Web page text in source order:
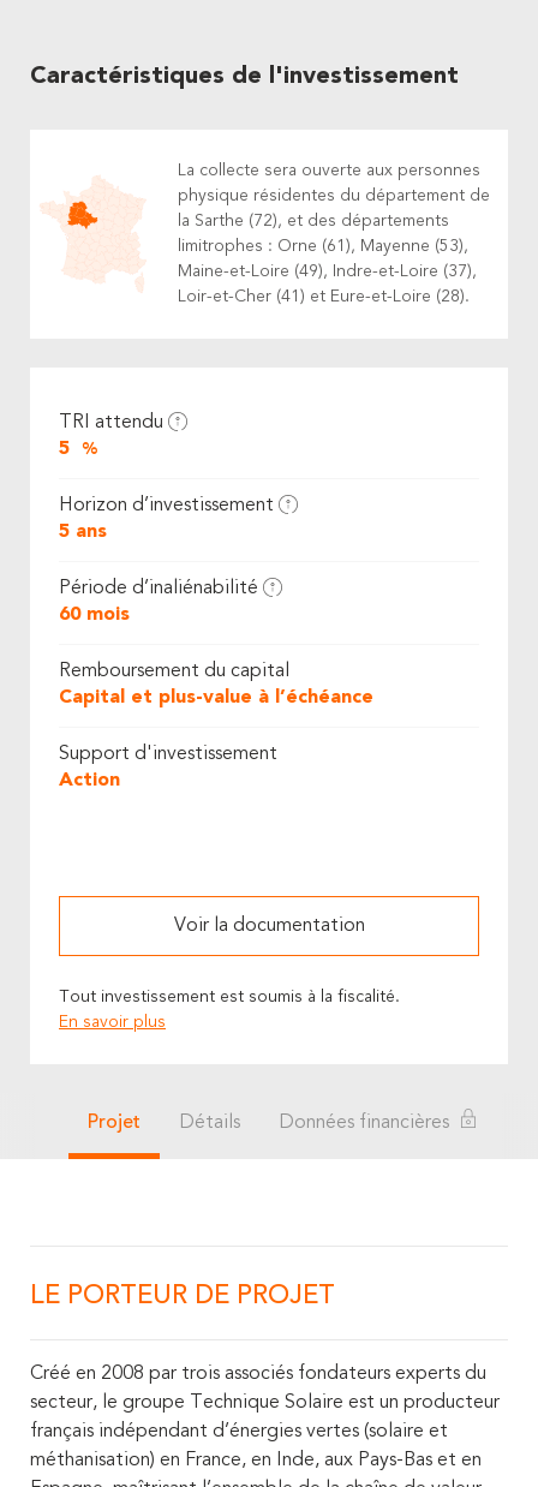
Caractéristiques de l'investissement
La collecte sera ouverte aux personnes
physique résidentes du département de
la Sarthe (72), et des départements
limitrophes : Orne (61), Mayenne (53),
Maine-et-Loire (49), Indre-et-Loire (37),
Loir-et-Cher (41) et Eure-et-Loire (28).
TRI attendu
5 %
Horizon d’investissement
5 ans
Période d’inaliénabilité
60 mois
Remboursement du capital
Capital et plus-value à l’échéance
Support d'investissement
Action
Voir la documentation
Tout investissement est soumis à la fiscalité.
En savoir plus
Projet Détails Données financières
LE PORTEUR DE PROJET
Créé en 2008 par trois associés fondateurs experts du
secteur, le groupe Technique Solaire est un producteur
français indépendant d’énergies vertes (solaire et
méthanisation) en France, en Inde, aux Pays-Bas et en